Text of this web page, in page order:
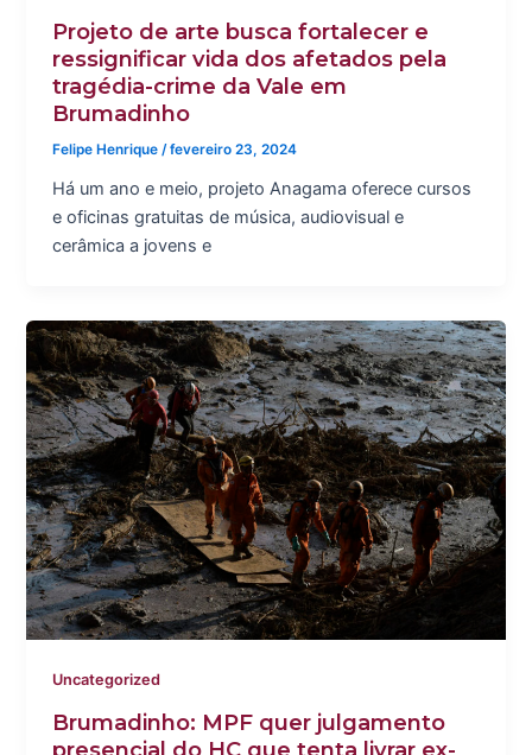
Projeto de arte busca fortalecer e
ressignificar vida dos afetados pela
tragédia-crime da Vale em
Brumadinho
Felipe Henrique/fevereiro 23, 2024
Há um ano e meio, projeto Anagama oferece cursos
e oficinas gratuitas de música, audiovisual e
cerâmica a jovens e
Uncategorized
Brumadinho: MPF quer julgamento